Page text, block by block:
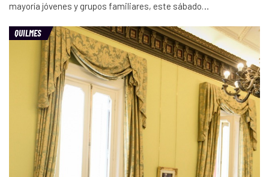
mayoría jóvenes y grupos familiares, este sábado…
QUILMES